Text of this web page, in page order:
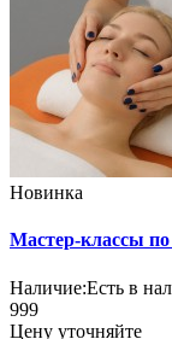
Новинка
Мастер-классы
Наличие:Есть в
999
Цену уточняйте